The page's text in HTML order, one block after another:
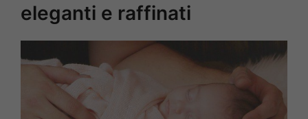
eleganti e raffinati